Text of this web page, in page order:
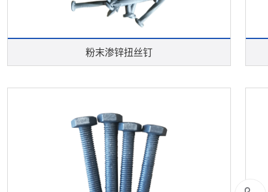
粉末渗锌扭丝钉